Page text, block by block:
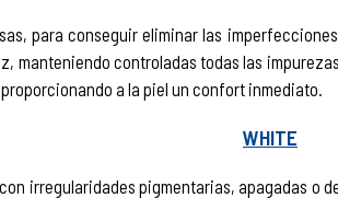
para conseguir eliminar las
manteniendo controladas todas las
a la piel un confort inmediato.
WHITE
irregularidades pigmentarias, apagadas o